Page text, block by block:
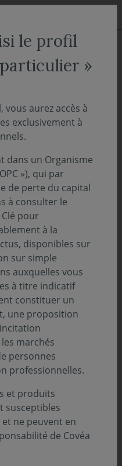
Bianchi
Musique &
choisi, en
au Grand Tour
France, de soutenir
Oscar
création de ce
en novembre. Gros
Bianchi
mondiale d’Oscar
le profil
»
aurez accès à
exclusivement à
dans un Organisme
»), qui par
de perte du capital
à consulter le
pour
à la
disponibles sur
sur simple
auxquelles vous
à titre indicatif
constituer un
une proposition
marchés
personnes
professionnelles.
et produits
susceptibles
ne peuvent en
de Covéa